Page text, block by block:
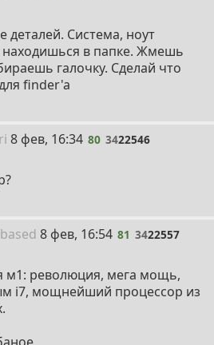
Система, ноут
находишься в папке. Жмешь
галочку. Сделай что
finder'a
80
8 фев, 16:34 80 3422546
based 81
8 фев, 16:54 81 3422557
м1: революция, мега мощь,
i7, мощнейший процессор из